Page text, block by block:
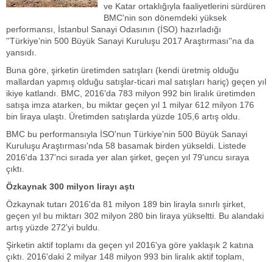
ve Katar ortaklığıyla faaliyetlerini sürdüren
BMC'nin son dönemdeki yüksek
performansı, İstanbul Sanayi Odasının (İSO) hazırladığı
''Türkiye'nin 500 Büyük Sanayi Kuruluşu 2017 Araştırması''na da
yansıdı.
Buna göre, şirketin üretimden satışları (kendi üretmiş olduğu
mallardan yapmış olduğu satışlar-ticari mal satışları hariç) geçen yıl
ikiye katlandı. BMC, 2016'da 783 milyon 992 bin liralık üretimden
satışa imza atarken, bu miktar geçen yıl 1 milyar 612 milyon 176
bin liraya ulaştı. Üretimden satışlarda yüzde 105,6 artış oldu.
BMC bu performansıyla İSO'nun Türkiye'nin 500 Büyük Sanayi
Kuruluşu Araştırması'nda 58 basamak birden yükseldi. Listede
2016'da 137'nci sırada yer alan şirket, geçen yıl 79'uncu sıraya
çıktı.
Özkaynak 300 milyon lirayı aştı
Özkaynak tutarı 2016'da 81 milyon 189 bin lirayla sınırlı şirket,
geçen yıl bu miktarı 302 milyon 280 bin liraya yükseltti. Bu alandaki
artış yüzde 272'yi buldu.
Şirketin aktif toplamı da geçen yıl 2016'ya göre yaklaşık 2 katına
çıktı. 2016'daki 2 milyar 148 milyon 993 bin liralık aktif toplam,